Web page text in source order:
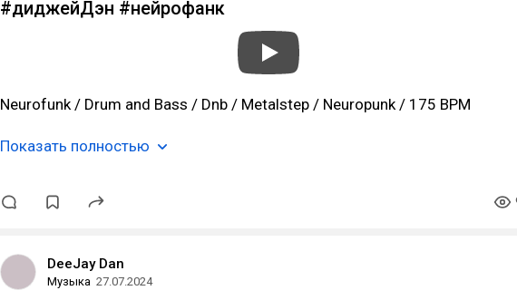
#диджейДэн #нейрофанк
Neurofunk / Drum and Bass / Dnb / Metalstep / Neuropunk / 175 BPM
Показать полностью
DeeJay Dan
Музыка 27.07.2024